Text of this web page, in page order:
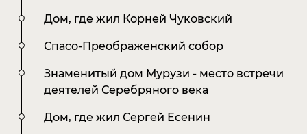
Дом, где жил Корней Чуковский
Спасо-Преображенский собор
Знаменитый дом Мурузи - место встречи
деятелей Серебряного века
Дом, где жил Сергей Есенин